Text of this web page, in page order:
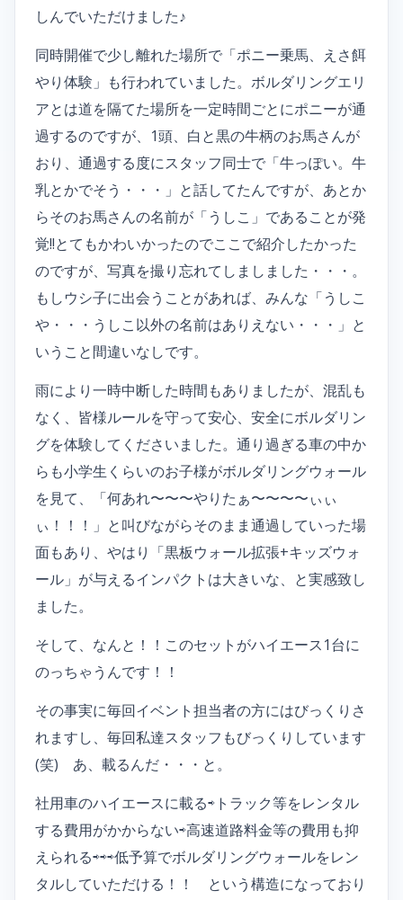
しんでいただけました♪
同時開催で少し離れた場所で「ポニー乗馬、えさ餌
やり体験」も行われていました。ボルダリングエリ
アとは道を隔てた場所を一定時間ごとにポニーが通
過するのですが、1頭、白と黒の牛柄のお馬さんが
おり、通過する度にスタッフ同士で「牛っぽい。牛
乳とかでそう・・・」と話してたんですが、あとか
らそのお馬さんの名前が「うしこ」であることが発
覚!!とてもかわいかったのでここで紹介したかった
のですが、写真を撮り忘れてしましました・・・。
もしウシ子に出会うことがあれば、みんな「うしこ
や・・・うしこ以外の名前はありえない・・・」と
いうこと間違いなしです。
雨により一時中断した時間もありましたが、混乱も
なく、皆様ルールを守って安心、安全にボルダリン
グを体験してくださいました。通り過ぎる車の中か
らも小学生くらいのお子様がボルダリングウォール
を見て、「何あれ〜〜〜やりたぁ〜〜〜〜ぃぃ
ぃ！！！」と叫びながらそのまま通過していった場
面もあり、やはり「黒板ウォール拡張+キッズウォ
ール」が与えるインパクトは大きいな、と実感致し
ました。
そして、なんと！！このセットがハイエース1台に
のっちゃうんです！！
その事実に毎回イベント担当者の方にはびっくりさ
れますし、毎回私達スタッフもびっくりしています
(笑) あ、載るんだ・・・と。
社用車のハイエースに載る⇨トラック等をレンタル
する費用がかからない⇨高速道路料金等の費用も抑
えられる⇨⇨⇨低予算でボルダリングウォールをレン
タルしていただける！！ という構造になっており